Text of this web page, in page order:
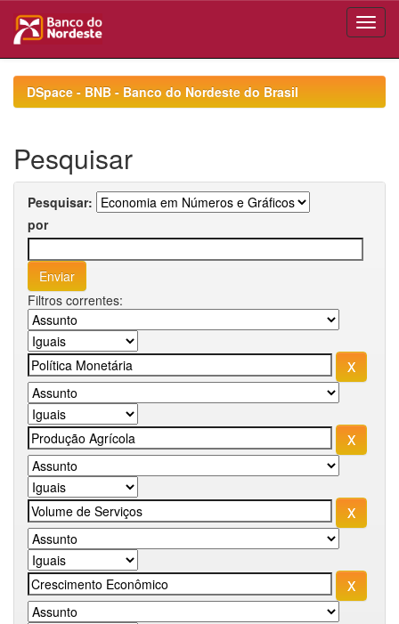
navigationDSpace - BNB - Banco do Nordeste do Brasil
Pesquisar
Pesquisar:
por
Filtros correntes: